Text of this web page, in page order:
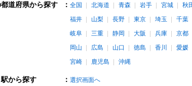
道府県から探す ： 全国 北海道 青森 岩手 宮城 秋
福井
山梨 長野 東京 埼玉 千葉
岐阜
三重 静岡 大阪 兵庫 京都
岡山
広島 山口 徳島 香川 愛媛
宮崎
鹿児島 沖縄
から探す ： 選択画面へ